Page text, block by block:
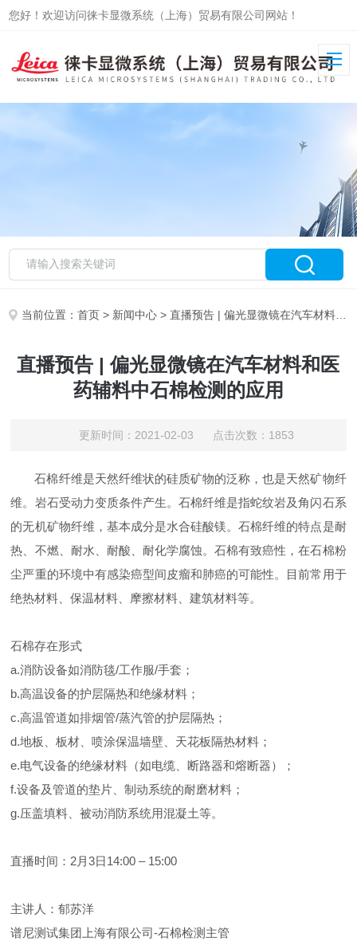
您好！欢迎访问徕卡显微系统（上海）贸易有限公司网站！
当前位置：首页 > 新闻中心 > 直播预告 | 偏光显微镜在汽车材料和医药辅料中石棉检测的应用
直播预告 | 偏光显微镜在汽车材料和医
药辅料中石棉检测的应用
更新时间：2021-02-03 点击次数：1853
石棉纤维是天然纤维状的硅质矿物的泛称，也是天然矿物纤
维。岩石受动力变质条件产生。石棉纤维是指蛇纹岩及角闪石系
的无机矿物纤维，基本成分是水合硅酸镁。石棉纤维的特点是耐
热、不燃、耐水、耐酸、耐化学腐蚀。石棉有致癌性，在石棉粉
尘严重的环境中有感染癌型间皮瘤和肺癌的可能性。目前常用于
绝热材料、保温材料、摩擦材料、建筑材料等。
石棉存在形式
a.消防设备如消防毯/工作服/手套；
b.高温设备的护层隔热和绝缘材料；
c.高温管道如排烟管/蒸汽管的护层隔热；
d.地板、板材、喷涂保温墙壁、天花板隔热材料；
e.电气设备的绝缘材料（如电缆、断路器和熔断器）；
f.设备及管道的垫片、制动系统的耐磨材料；
g.压盖填料、被动消防系统用混凝土等。
直播时间：2月3日14:00 – 15:00
主讲人：郁苏洋
谱尼测试集团上海有限公司-石棉检测主管